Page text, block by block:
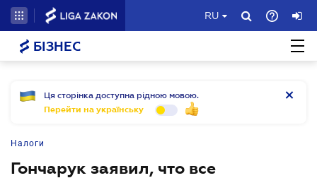
RU
БІЗНЕС
Ця сторінка доступна рідною мовою.
Перейти на українську
Налоги
Гончарук заявил, что все